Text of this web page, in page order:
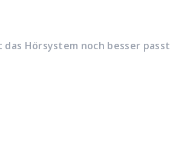
Hörsystem noch besser passt